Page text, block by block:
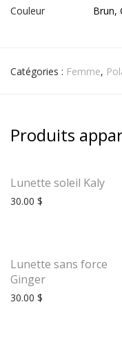
Couleur Brun,
Catégories : Femme,
Produits
Lunette soleil Kaly
30.00 $
Lunette sans force
Ginger
30.00 $